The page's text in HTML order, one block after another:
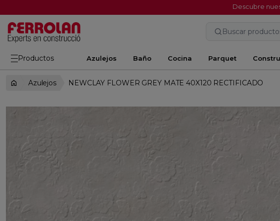
Descubre
Buscar
Productos Azulejos Baño Cocina Parquet
Azulejos NEWCLAY FLOWER GREY MATE 40X120 RECTIFICADO